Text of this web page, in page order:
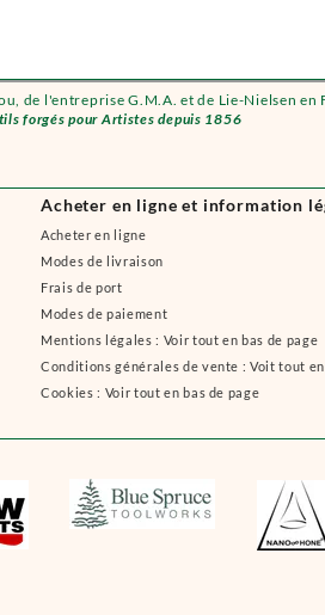
de l'entreprise G.M.A. et de Lie-Nielsen en
forgés pour Artistes depuis 1856
Acheter en ligne et information
Acheter en ligne
Modes de livraison
Frais de port
Modes de paiement
Mentions légales : Voir tout en bas de page
Conditions générales de vente : Voit tout en
Cookies : Voir tout en bas de page